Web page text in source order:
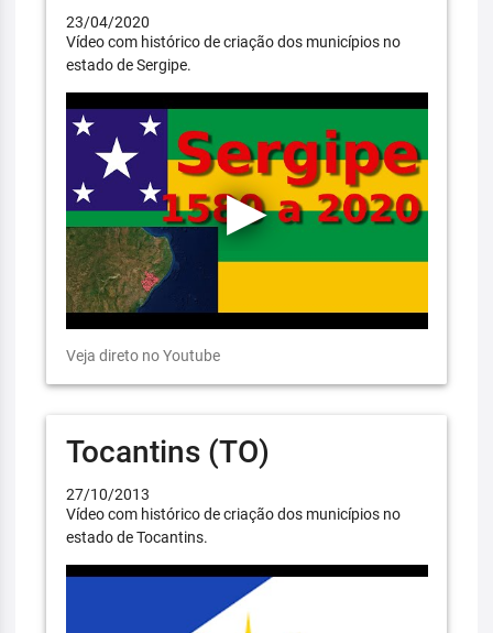
23/04/2020
Vídeo com histórico de criação dos municípios no
estado de Sergipe.
Veja direto no Youtube
Tocantins (TO)
27/10/2013
Vídeo com histórico de criação dos municípios no
estado de Tocantins.